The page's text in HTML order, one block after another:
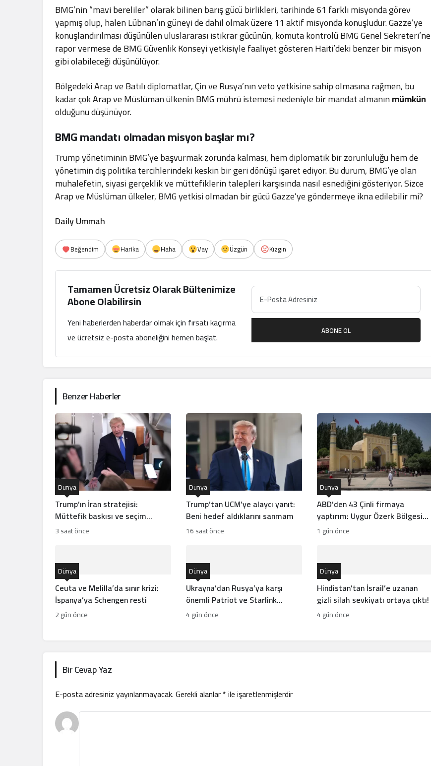
BMG’nin “mavi bereliler” olarak bilinen barış gücü birlikleri, tarihinde 61 farklı misyonda görev
yapmış olup, halen Lübnan’ın güneyi de dahil olmak üzere 11 aktif misyonda konuşludur. Gazze’ye
konuşlandırılması düşünülen uluslararası istikrar gücünün, komuta kontrolü BMG Genel Sekreteri’ne
rapor vermese de BMG Güvenlik Konseyi yetkisiyle faaliyet gösteren Haiti’deki benzer bir misyon
gibi olabileceği düşünülüyor.
Bölgedeki Arap ve Batılı diplomatlar, Çin ve Rusya’nın veto yetkisine sahip olmasına rağmen, bu
kadar çok Arap ve Müslüman ülkenin BMG mührü istemesi nedeniyle bir mandat almanınmümkün
olduğunu düşünüyor.
BMG mandatı olmadan misyon başlar mı?
Trump yönetiminin BMG’ye başvurmak zorunda kalması, hem diplomatik bir zorunluluğu hem de
yönetimin dış politika tercihlerindeki keskin bir geri dönüşü işaret ediyor. Bu durum, BMG’ye olan
muhalefetin, siyasi gerçeklik ve müttefiklerin talepleri karşısında nasıl esnediğini gösteriyor. Sizce
Arap ve Müslüman ülkeler, BMG yetkisi olmadan bir gücü Gazze’ye göndermeye ikna edilebilir mi?
Daily Ummah
Beğendim Harika Haha Vay Üzgün Kızgın
Tamamen Ücretsiz Olarak Bültenimize
Abone Olabilirsin
Yeni haberlerden haberdar olmak için fırsatı kaçırma
ve ücretsiz e-posta aboneliğini hemen başlat.
ABONE OL
Benzer Haberler
Trump’ın İran stratejisi:
Müttefik baskısı ve seçim
hesapları arasında bocalayan
Dünya
3 saat önce
Trump’tan UCM’ye alaycı yanıt:
Beni hedef aldıklarını sanmam
Dünya
16 saat önce
ABD’den 43 Çinli firmaya
yaptırım: Uygur Özerk Bölgesi
kriz çıkardı
Dünya
1 gün önce
Ceuta ve Melilla’da sınır krizi:
İspanya’ya Schengen resti
Dünya
2 gün önce
Ukrayna’dan Rusya’ya karşı
önemli Patriot ve Starlink
hamlesi!
Dünya
4 gün önce
Hindistan’tan İsrail’e uzanan
gizli silah sevkiyatı ortaya çıktı!
Dünya
4 gün önce
Bir Cevap Yaz
E-posta adresiniz yayınlanmayacak.Gerekli alanlar*ile işaretlenmişlerdir